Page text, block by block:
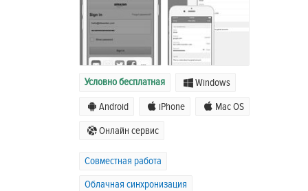
Условно бесплатная Windows
Android iPhone Mac OS
Онлайн сервис
Совместная работа
Облачная синхронизация